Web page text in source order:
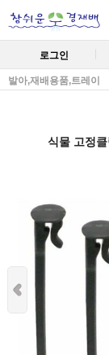
로그인
발아,재배용품,트레이
식물 고정